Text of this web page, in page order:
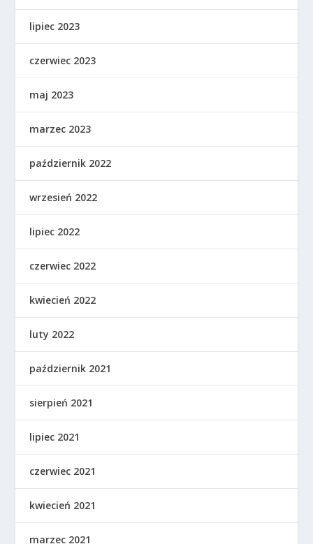
lipiec 2023
czerwiec 2023
maj 2023
marzec 2023
październik 2022
wrzesień 2022
lipiec 2022
czerwiec 2022
kwiecień 2022
luty 2022
październik 2021
sierpień 2021
lipiec 2021
czerwiec 2021
kwiecień 2021
marzec 2021